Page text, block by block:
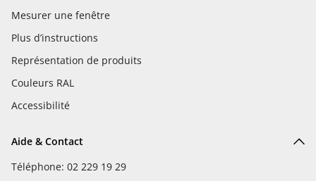
Mesurer une fenêtre
Plus d’instructions
Représentation de produits
Couleurs RAL
Accessibilité
Aide & Contact
Téléphone: 02 229 19 29